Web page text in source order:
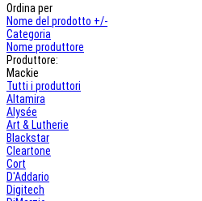
Ordina per
Nome del prodotto +/-
Categoria
Nome produttore
Produttore:
Mackie
Tutti i produttori
Altamira
Alysée
Art & Lutherie
Blackstar
Cleartone
Cort
D'Addario
Digitech